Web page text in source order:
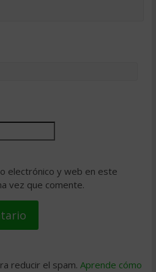
electrónico y web en este
vez que comente.
reducir el spam. Aprende cómo